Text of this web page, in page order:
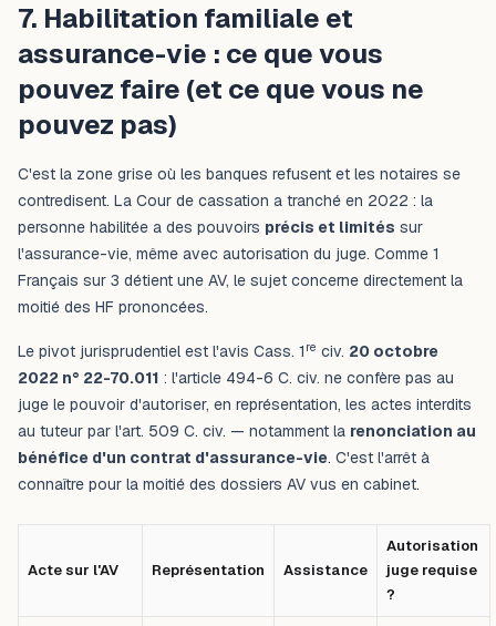
7. Habilitation familiale et
assurance-vie : ce que vous
pouvez faire (et ce que vous ne
pouvez pas)
C'est la zone grise où les banques refusent et les notaires se
contredisent. La Cour de cassation a tranché en 2022 : la
personne habilitée a des pouvoirs précis et limités sur
l'assurance-vie, même avec autorisation du juge. Comme 1
Français sur 3 détient une AV, le sujet concerne directement la
moitié des HF prononcées.
Le pivot jurisprudentiel est l'avis Cass. 1 re civ. 20 octobre
2022 n° 22-70.011 : l'article 494-6 C. civ. ne confère pas au
juge le pouvoir d'autoriser, en représentation, les actes interdits
au tuteur par l'art. 509 C. civ. — notamment la renonciation au
bénéfice d'un contrat d'assurance-vie. C'est l'arrêt à
connaître pour la moitié des dossiers AV vus en cabinet.
Acte sur l'AV Représentation Assistance
Autorisation
juge requise
?